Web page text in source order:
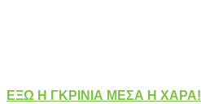
ΕΞΩ Η ΓΚΡΙΝΙΑ ΜΕΣΑ Η ΧΑΡΑ!